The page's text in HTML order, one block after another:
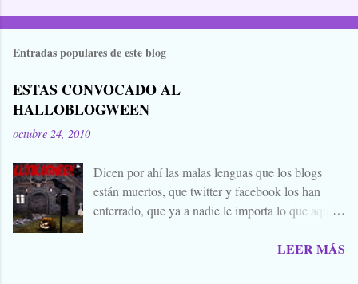
i
Entradas populares de este blog
ESTAS CONVOCADO AL
HALLOBLOGWEEN
octubre 24, 2010
Dicen por ahí las malas lenguas que los blogs
están muertos, que twitter y facebook los han
enterrado, que ya a nadie le importa lo que aquí
levantar nuestros blogs, sean vivos, muertos, o
LEER MÁS